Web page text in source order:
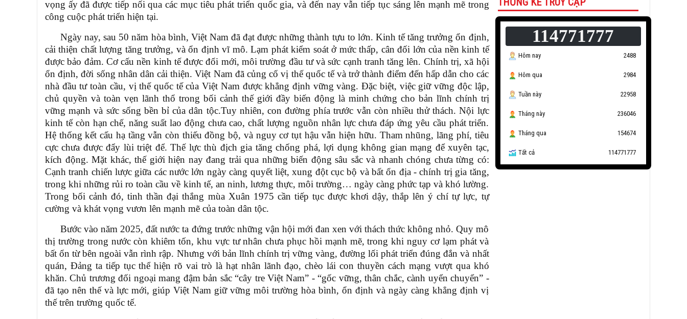
vọng ấy đã được tiếp nối qua các mục tiêu phát triển quốc gia, và đến nay vẫn tiếp tục sáng lên mạnh mẽ trong
công cuộc phát triển hiện tại.
Ngày nay, sau 50 năm hòa bình, Việt Nam đã đạt được những thành tựu to lớn. Kinh tế tăng trưởng ổn định,
cải thiện chất lượng tăng trưởng, và ổn định vĩ mô. Lạm phát kiểm soát ở mức thấp, cân đối lớn của nền kinh tế
được bảo đảm. Cơ cấu nền kinh tế được đổi mới, môi trường đầu tư và sức cạnh tranh tăng lên. Chính trị, xã hội
ổn định, đời sống nhân dân cải thiện. Việt Nam đã củng cố vị thế quốc tế và trở thành điểm đến hấp dẫn cho các
nhà đầu tư toàn cầu, vị thế quốc tế của Việt Nam được khẳng định vững vàng. Đặc biệt, việc giữ vững độc lập,
chủ quyền và toàn vẹn lãnh thổ trong bối cảnh thế giới đầy biến động là minh chứng cho bản lĩnh chính trị
vững mạnh và sức sống bền bỉ của dân tộc.Tuy nhiên, con đường phía trước vẫn còn nhiều thử thách. Nội lực
kinh tế còn hạn chế, năng suất lao động chưa cao, chất lượng nguồn nhân lực chưa đáp ứng yêu cầu phát triển.
Hệ thống kết cấu hạ tầng vẫn còn thiếu đồng bộ, và nguy cơ tụt hậu vẫn hiện hữu. Tham nhũng, lãng phí, tiêu
cực chưa được đẩy lùi triệt để. Thế lực thù địch gia tăng chống phá, lợi dụng không gian mạng để xuyên tạc,
kích động. Mặt khác, thế giới hiện nay đang trải qua những biến động sâu sắc và nhanh chóng chưa từng có:
Cạnh tranh chiến lược giữa các nước lớn ngày càng quyết liệt, xung đột cục bộ và bất ổn địa - chính trị gia tăng,
trong khi những rủi ro toàn cầu về kinh tế, an ninh, lương thực, môi trường… ngày càng phức tạp và khó lường.
Trong bối cảnh đó, tinh thần đại thắng mùa Xuân 1975 cần tiếp tục được khơi dậy, thắp lên ý chí tự lực, tự
cường và khát vọng vươn lên mạnh mẽ của toàn dân tộc.
Bước vào năm 2025, đất nước ta đứng trước những vận hội mới đan xen với thách thức không nhỏ. Quy mô
thị trường trong nước còn khiêm tốn, khu vực tư nhân chưa phục hồi mạnh mẽ, trong khi nguy cơ lạm phát và
bất ổn từ bên ngoài vẫn rình rập. Nhưng với bản lĩnh chính trị vững vàng, đường lối phát triển đúng đắn và nhất
quán, Đảng ta tiếp tục thể hiện rõ vai trò là hạt nhân lãnh đạo, chèo lái con thuyền cách mạng vượt qua khó
khăn. Chủ trương đối ngoại mang đậm bản sắc “cây tre Việt Nam” -“gốc vững, thân chắc, cành uyển chuyển” -
đã tạo nên thế và lực mới, giúp Việt Nam giữ vững môi trường hòa bình, ổn định và ngày càng khẳng định vị
thế trên trường quốc tế.
114771777
Hôm nay 2488
Hôm qua 2984
Tuần này 22958
Tháng này 236046
Tháng qua 154674
Tất cả 114771777